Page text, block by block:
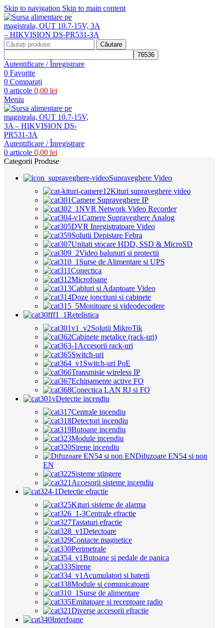
Skip to navigation Skip to main content
Căutare
Autentificare / Înregistrare
0 Favorite
0 Comparați
0 articole 0,00 lei
Meniu
Autentificare / Înregistrare
0 articole 0,00 lei
Categorii Produse
Supraveghere Video
Kituri supraveghere video
Camere Supraveghere IP
NVR Network Video Recorder
Camere Supraveghere Analog
DVR Inregistratoare Video
Solutii Depistare Febra
Unitati stocare HDD, SSD & MicroSD
Video balunuri si protectii
Surse de Alimentare si UPS
Conectica
Microfoane
Cabluri si Adaptoare Video
Doze jonctiuni si cabinete
Monitoare si videodecodere
Retelistica
Solutii MikroTik
Cabinete metalice (rack-uri)
Accesorii rack-uri
Switch-uri
Switch-uri PoE
Transmisie wireless IP
Echipamente active FO
Conectica LAN RJ si FO
Detectie incendiu
Centrale incendiu
Detectori incendiu
Butoane incendiu
Module incendiu
Sirene incendiu
Difuzoare EN54 si non
EN
Sisteme stingere
Accesorii sisteme incendiu
Detectie efractie
Kituri sisteme de alarma
Centrale efractie
Tastaturi efractie
Detectoare
Contacte magnetice
Perimetrale
Butoane si pedale de panica
Sirene
Acumulatori si baterii
Module si comunicatoare
Surse de alimentare
Emitatoare si receptoare radio
Diverse accesorii efractie
Interfoane